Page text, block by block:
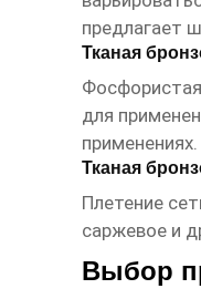
предлагает
Тканая
для
применениях.
Тканая
Плетение
саржевое и
Выбор